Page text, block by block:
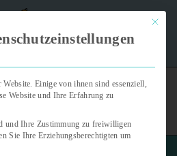
| Das Hobby auf die Ohren |
Mit
Einige von ihnen sind essenziell,
Website und Ihre Erfahrung zu
und Ihre Zustimmung zu freiwilligen
Sie Ihre Erziehungsberechtigten um